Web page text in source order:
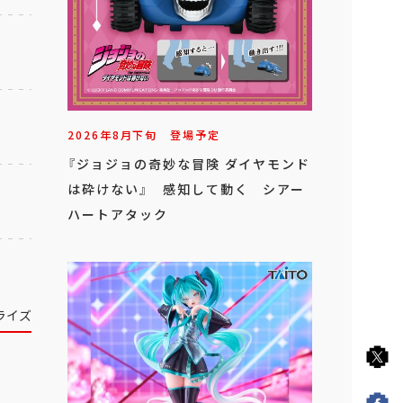
イズ
2026年8月下旬 登場予定
『ジョジョの奇妙な冒険 ダイヤモンド
は砕けない』 感知して動く シアー
ハートアタック